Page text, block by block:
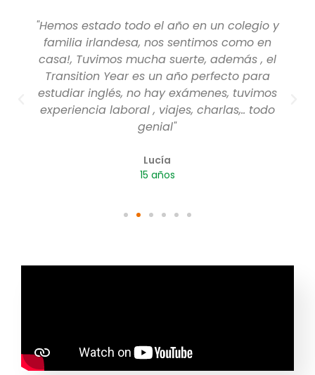
"Hemos estado todo el año en un colegio y
familia irlandesa, nos sentimos como en
casa!, Tuvimos mucha suerte, además , el
Transition Year es un año perfecto para
estudiar inglés, no hay exámenes, tuvimos
experiencia laboral , viajes, charlas,.. todo
genial"
Lucía
15 años